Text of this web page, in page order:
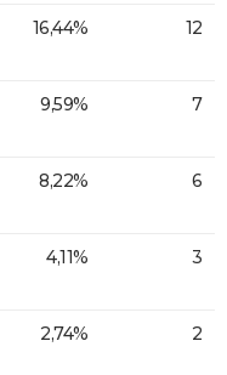
16,44% 12
9,59% 7
8,22% 6
4,11% 3
2,74% 2